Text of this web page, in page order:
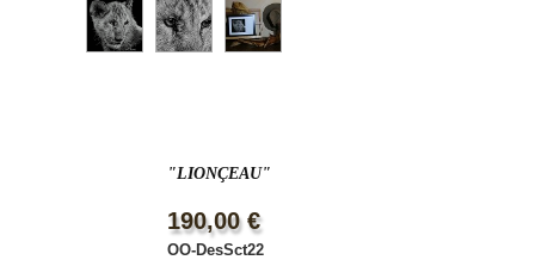
CONTACT
"LIONÇEAU"
190,00 €
OO-DesSct22